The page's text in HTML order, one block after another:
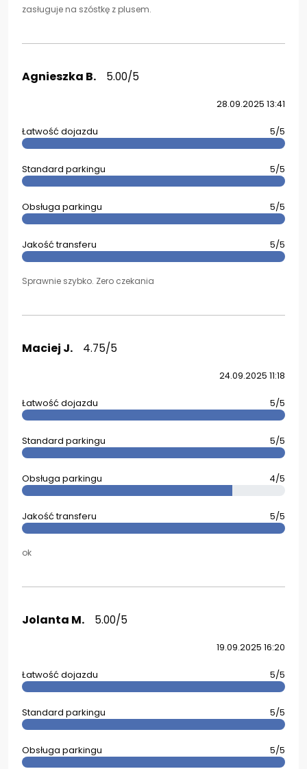
zasługuje na szóstkę z plusem.
Agnieszka B. 5.00/5
28.09.2025 13:41
Łatwość dojazdu 5/5
Standard parkingu 5/5
Obsługa parkingu 5/5
Jakość transferu 5/5
Sprawnie szybko. Zero czekania
Maciej J. 4.75/5
24.09.2025 11:18
Łatwość dojazdu 5/5
Standard parkingu 5/5
Obsługa parkingu 4/5
Jakość transferu 5/5
ok
Jolanta M. 5.00/5
19.09.2025 16:20
Łatwość dojazdu 5/5
Standard parkingu 5/5
Obsługa parkingu 5/5